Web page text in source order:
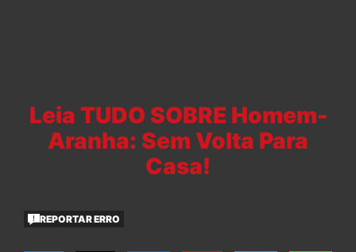
Leia TUDO SOBRE Homem-
Aranha: Sem Volta Para
Casa!
REPORTAR ERRO